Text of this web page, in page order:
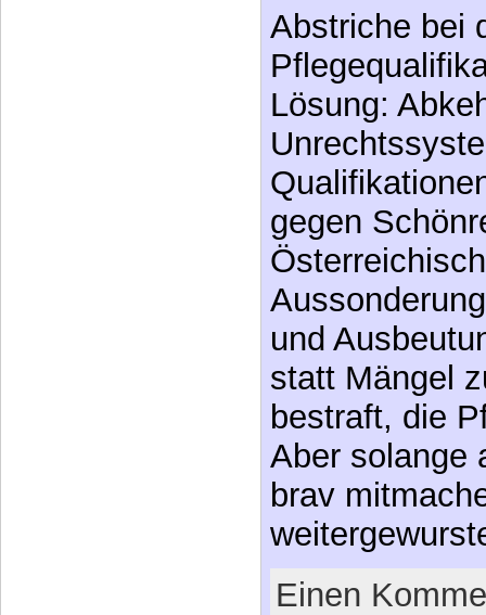
Abstriche bei
Lösung:
gegen
und
statt Mängel
bestraft, die
Aber solange
brav
Einen